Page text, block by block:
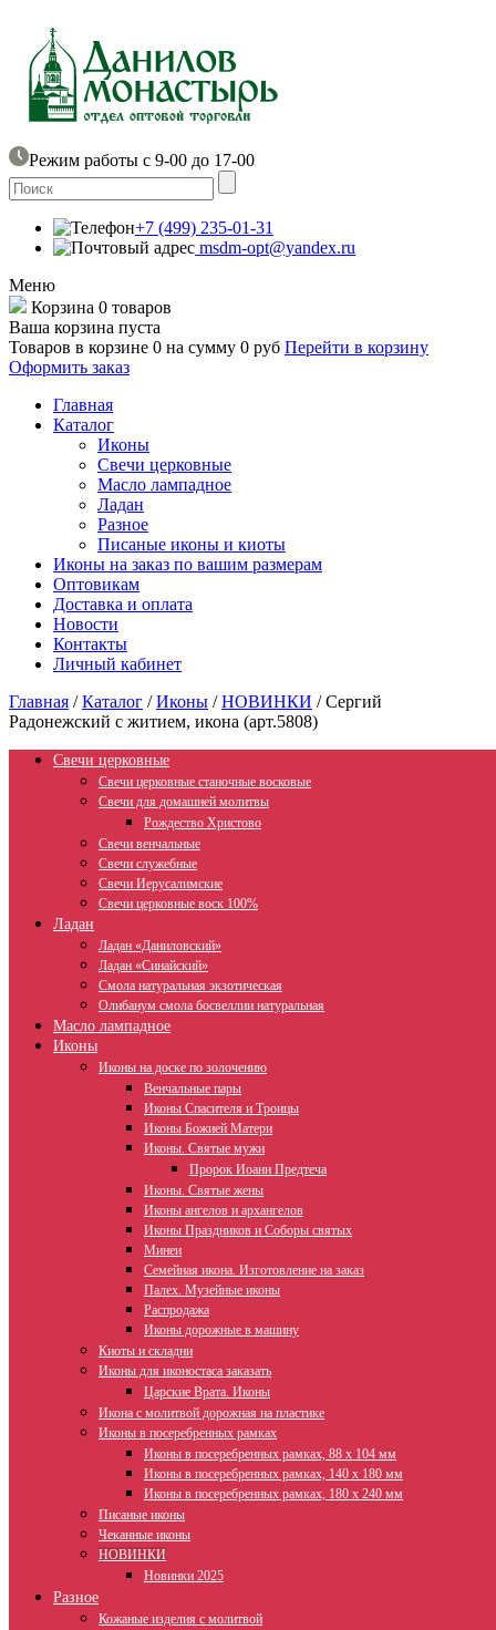
Режим работы с 9-00 до 17-00
+7 (499) 235-01-31
msdm-opt@yandex.ru
Меню
Корзина 0 товаров
Ваша корзина пуста
Товаров в корзине 0 на сумму 0 руб Перейти в корзину
Оформить заказ
Главная
Каталог
Иконы
Свечи церковные
Масло лампадное
Ладан
Разное
Писаные иконы и киоты
Иконы на заказ по вашим размерам
Оптовикам
Доставка и оплата
Новости
Контакты
Личный кабинет
Главная /Каталог /Иконы /НОВИНКИ /Сергий
Радонежский с житием, икона (арт.5808)
Свечи церковные
Свечи церковные станочные восковые
Свечи для домашней молитвы
Рождество Христово
Свечи венчальные
Свечи служебные
Свечи Иерусалимские
Свечи церковные воск 100%
Ладан
Ладан «Даниловский»
Ладан «Синайский»
Смола натуральная экзотическая
Олибанум смола босвеллии натуральная
Масло лампадное
Иконы
Иконы на доске по золочению
Венчальные пары
Иконы Спасителя и Троицы
Иконы Божией Матери
Иконы. Святые мужи
Пророк Иоанн Предтеча
Иконы. Святые жены
Иконы ангелов и архангелов
Иконы Праздников и Соборы святых
Минеи
Семейная икона. Изготовление на заказ
Палех. Музейные иконы
Распродажа
Иконы дорожные в машину
Киоты и складни
Иконы для иконостаса заказать
Царские Врата. Иконы
Икона с молитвой дорожная на пластике
Иконы в посеребренных рамках
Иконы в посеребренных рамках, 88 х 104 мм
Иконы в посеребренных рамках, 140 х 180 мм
Иконы в посеребренных рамках, 180 х 240 мм
Писаные иконы
Чеканные иконы
НОВИНКИ
Новинки 2025
Разное
Кожаные изделия с молитвой